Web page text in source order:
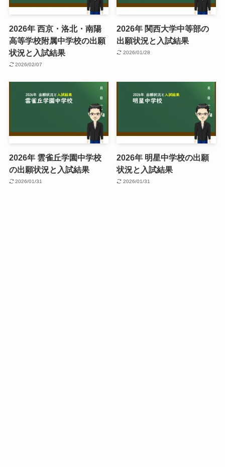
2026年 西京・洛北・南陽
高等学校附属中学校の出願
状況と入試結果
2026/02/07
2026年 関西大学中等部の
出願状況と入試結果
2026/01/28
2026年 雲雀丘学園中学校
の出願状況と入試結果
2026/01/31
2026年 明星中学校の出願
状況と入試結果
2026/01/31